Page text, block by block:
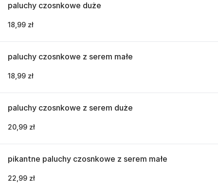
paluchy czosnkowe duże
18,99 zł
paluchy czosnkowe z serem małe
18,99 zł
paluchy czosnkowe z serem duże
20,99 zł
pikantne paluchy czosnkowe z serem małe
22,99 zł